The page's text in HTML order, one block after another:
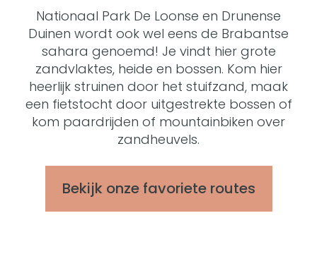
Nationaal Park De Loonse en Drunense
Duinen wordt ook wel eens de Brabantse
sahara genoemd! Je vindt hier grote
zandvlaktes, heide en bossen. Kom hier
heerlijk struinen door het stuifzand, maak
een fietstocht door uitgestrekte bossen of
kom paardrijden of mountainbiken over
zandheuvels.
Bekijk onze favoriete routes